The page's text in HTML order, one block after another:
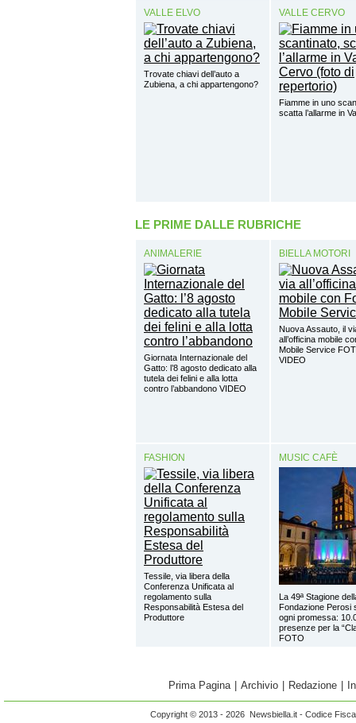
VALLE ELVO
Trovate chiavi dell’auto a
Zubiena, a chi appartengono?
VALLE CERVO
Fiamme in uno
scatta l’allarme in
LE PRIME DALLE RUBRICHE
ANIMALERIE
Giornata Internazionale del
Gatto: l’8 agosto dedicato alla
tutela dei felini e alla lotta
contro l’abbandono VIDEO
BIELLA MOTORI
Nuova Assauto, il
all’officina mobile
Mobile Service
VIDEO
FASHION
Tessile, via libera della
Conferenza Unificata al
regolamento sulla
Responsabilità Estesa del
Produttore
MUSIC CAFÈ
La 49ª Stagione
Fondazione Perosi
ogni promessa:
presenze per la
FOTO
Prima Pagina | Archivio | Redazione |
Copyright © 2013 - 2026 Newsbiella.it - Codice